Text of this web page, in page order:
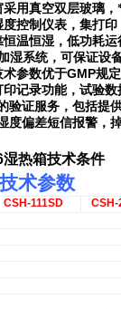
用真空双层玻璃，
度控制仪表，集打
温恒湿，低功耗运
湿系统，可保证设
术参数优于GMP规
记录功能，试验数
验证服务，包括提
度偏差短信报警，
湿热箱技术条件
术参数
CSH-111SD CSH-